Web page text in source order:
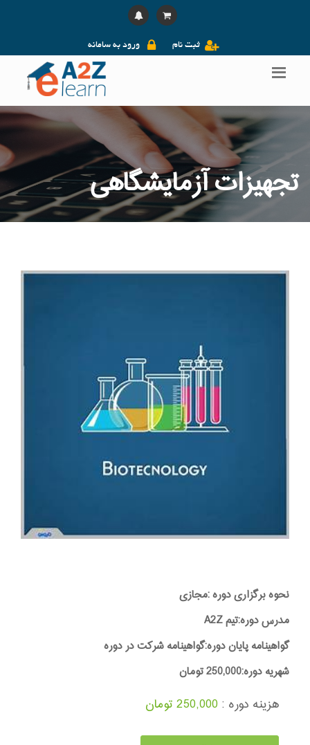
ورود به سامانه ثبت نام
تجهیزات آزمایشگاهی
نحوه برگزاری دوره :مجازی
مدرس دوره:تیم A2Z
گواهینامه پایان دوره:گواهینامه شرکت در دوره
شهریه دوره:250,000 تومان
هزینه دوره : 250,000 تومان